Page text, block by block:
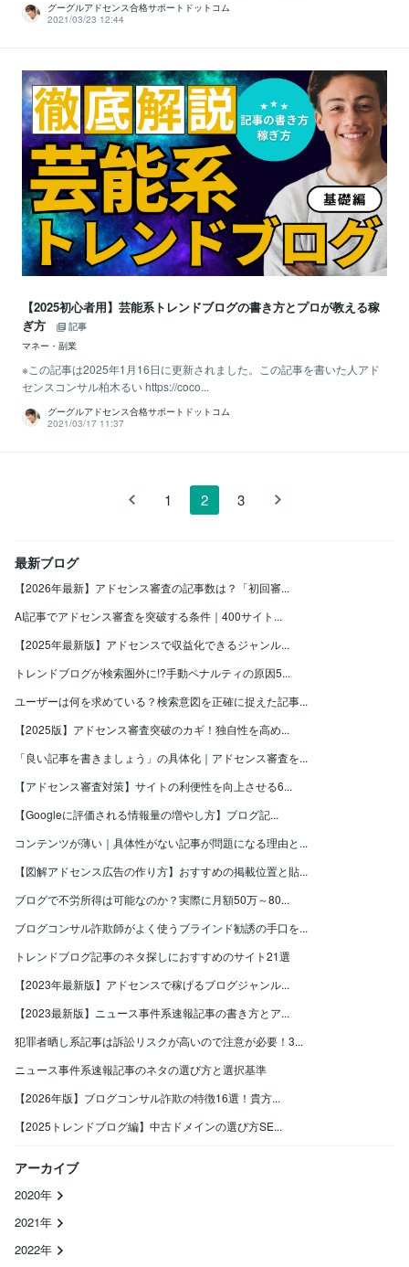
グーグルアドセンス合格サポートドットコム
2021/03/23 12:44
【2025初心者用】芸能系トレンドブログの書き方とプロが教える稼
ぎ方
記事
マネー・副業
※この記事は2025年1月16日に更新されました。この記事を書いた人アド
センスコンサル柏木るい https://coco...
グーグルアドセンス合格サポートドットコム
2021/03/17 11:37
1 2 3
最新ブログ
【2026年最新】アドセンス審査の記事数は？「初回審...
AI記事でアドセンス審査を突破する条件｜400サイト...
【2025年最新版】アドセンスで収益化できるジャンル...
トレンドブログが検索圏外に!?手動ペナルティの原因5...
ユーザーは何を求めている？検索意図を正確に捉えた記事...
【2025版】アドセンス審査突破のカギ！独自性を高め...
「良い記事を書きましょう」の具体化｜アドセンス審査を...
【アドセンス審査対策】サイトの利便性を向上させる6...
【Googleに評価される情報量の増やし方】ブログ記...
コンテンツが薄い｜具体性がない記事が問題になる理由と...
【図解アドセンス広告の作り方】おすすめの掲載位置と貼...
ブログで不労所得は可能なのか？実際に月額50万～80...
ブログコンサル詐欺師がよく使うブラインド勧誘の手口を...
トレンドブログ記事のネタ探しにおすすめのサイト21選
【2023年最新版】アドセンスで稼げるブログジャンル...
【2023最新版】ニュース事件系速報記事の書き方とア...
犯罪者晒し系記事は訴訟リスクが高いので注意が必要！3...
ニュース事件系速報記事のネタの選び方と選択基準
【2026年版】ブログコンサル詐欺の特徴16選！貴方...
【2025トレンドブログ編】中古ドメインの選び方SE...
アーカイブ
2020年
2021年
2022年